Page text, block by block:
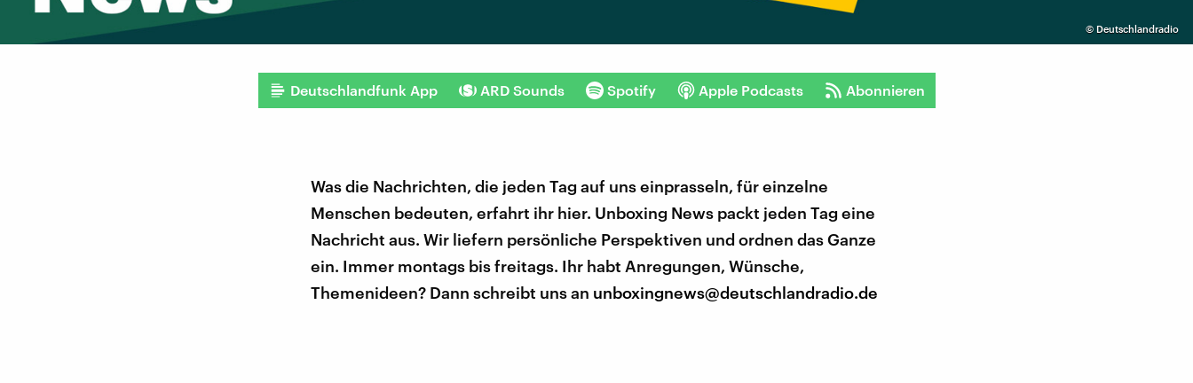
© Deutschlandradio
Deutschlandfunk App ARD Sounds Spotify Apple Podcasts Abonnieren
Was die Nachrichten, die jeden Tag auf uns einprasseln, für einzelne
Menschen bedeuten, erfahrt ihr hier. Unboxing News packt jeden Tag eine
Nachricht aus. Wir liefern persönliche Perspektiven und ordnen das Ganze
ein. Immer montags bis freitags. Ihr habt Anregungen, Wünsche,
Themenideen? Dann schreibt uns an unboxingnews@deutschlandradio.de